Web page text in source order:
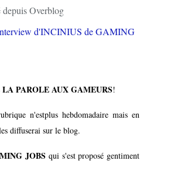
depuis Overblog
LA PAROLE AUX GAMEURS!
n'estplus hebdomadaire mais en
diffuserai sur le blog.
JOBS qui s'est proposé gentiment